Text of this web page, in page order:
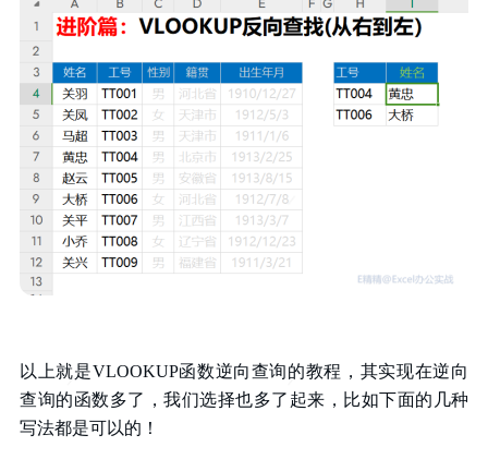
以上就是VLOOKUP函数逆向查询的教程，其实现在逆向
查询的函数多了，我们选择也多了起来，比如下面的几种
写法都是可以的！